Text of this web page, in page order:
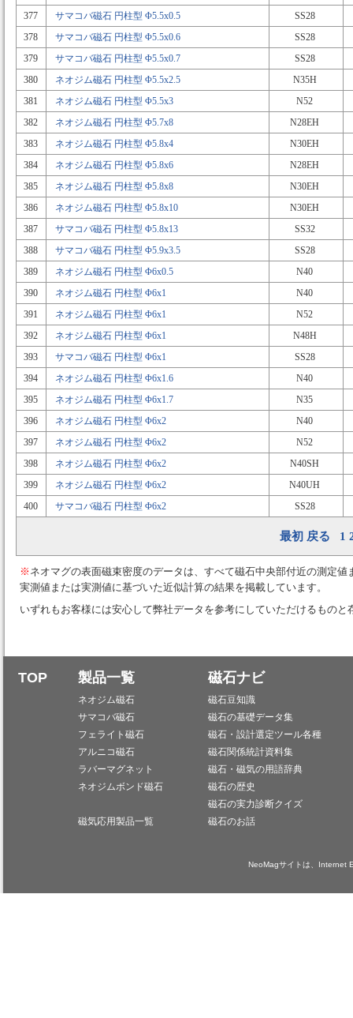
377 サマコバ磁石 円柱型 Φ5.5x0.5
SS28
378
サマコバ磁石 円柱型 Φ5.5x0.6
SS28
379
サマコバ磁石 円柱型 Φ5.5x0.7
SS28
380
ネオジム磁石 円柱型 Φ5.5x2.5
N35H
381
ネオジム磁石 円柱型 Φ5.5x3
N52
382
ネオジム磁石 円柱型 Φ5.7x8
N28EH
383
ネオジム磁石 円柱型 Φ5.8x4
N30EH
384
ネオジム磁石 円柱型 Φ5.8x6
N28EH
385
ネオジム磁石 円柱型 Φ5.8x8
N30EH
386
ネオジム磁石 円柱型 Φ5.8x10
N30EH
387
サマコバ磁石 円柱型 Φ5.8x13
SS32
388
サマコバ磁石 円柱型 Φ5.9x3.5
SS28
389
ネオジム磁石 円柱型 Φ6x0.5
N40
390
ネオジム磁石 円柱型 Φ6x1
N40
391
ネオジム磁石 円柱型 Φ6x1
N52
392
ネオジム磁石 円柱型 Φ6x1
N48H
393
サマコバ磁石 円柱型 Φ6x1
SS28
394
ネオジム磁石 円柱型 Φ6x1.6
N40
395
ネオジム磁石 円柱型 Φ6x1.7
N35
396
ネオジム磁石 円柱型 Φ6x2
N40
397
ネオジム磁石 円柱型 Φ6x2
N52
398
ネオジム磁石 円柱型 Φ6x2
N40SH
399
ネオジム磁石 円柱型 Φ6x2
N40UH
400
サマコバ磁石 円柱型 Φ6x2 SS28
最初 戻る 1
※ ネオマグの表面磁束密度のデータは、すべて磁石中央部付近の測定
実測値または実測値に基づいた近似計算の結果を掲載しています。
いずれもお客様には安心して弊社データを参考にしていただけるものと
TOP 製品一覧
ネオジム磁石
サマコバ磁石
フェライト磁石
アルニコ磁石
ラバーマグネット
ネオジムボンド磁石
磁気応用製品一覧
磁石ナビ
磁石豆知識
磁石の基礎データ集
磁石・設計選定ツール各種
磁石関係統計資料集
磁石・磁気の用語辞典
磁石の歴史
磁石の実力診断クイズ
磁石のお話
NeoMagサイトは、Internet